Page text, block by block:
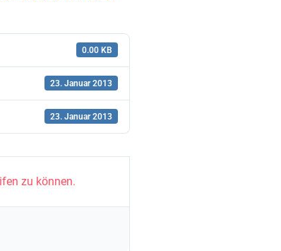
0.00 KB
23. Januar 2013
23. Januar 2013
zu können.